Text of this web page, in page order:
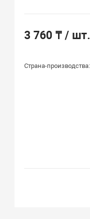
3 760 ₸/ шт.
Страна-производства